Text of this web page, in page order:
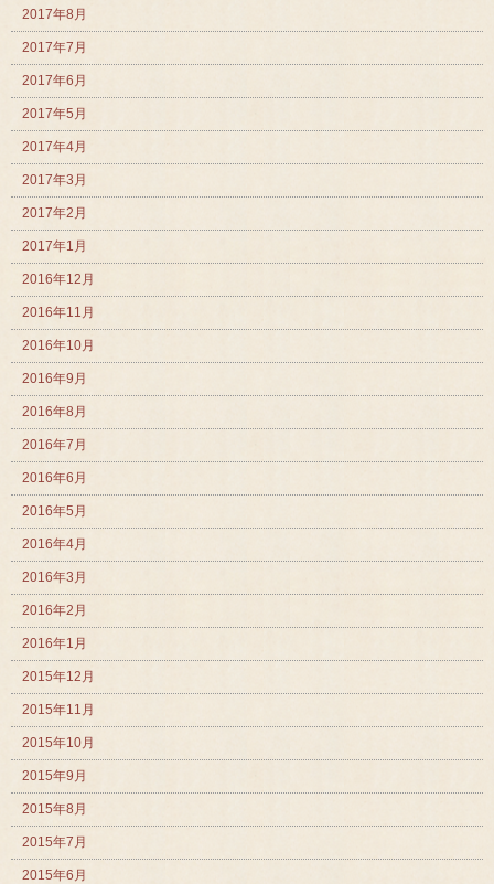
2017年8月
2017年7月
2017年6月
2017年5月
2017年4月
2017年3月
2017年2月
2017年1月
2016年12月
2016年11月
2016年10月
2016年9月
2016年8月
2016年7月
2016年6月
2016年5月
2016年4月
2016年3月
2016年2月
2016年1月
2015年12月
2015年11月
2015年10月
2015年9月
2015年8月
2015年7月
2015年6月